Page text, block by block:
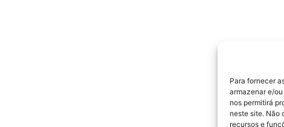
Para fornecer
armazenar e/
nos permitirá
neste site. Não
recursos e